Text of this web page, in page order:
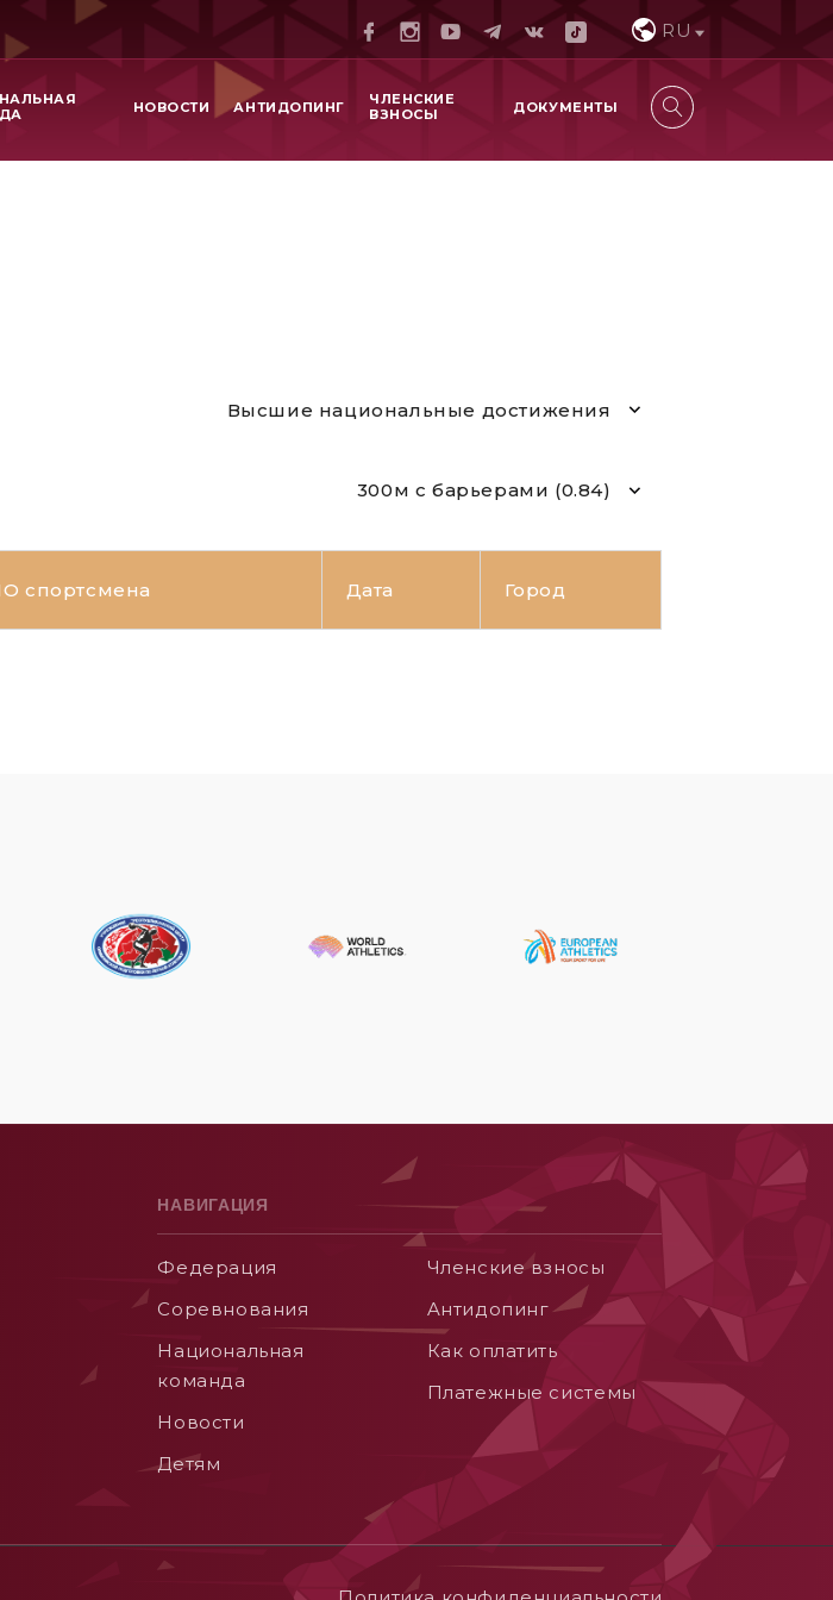
RU
НОВОСТИ АНТИДОПИНГ
ЧЛЕНСКИЕ
ВЗНОСЫ
ДОКУМЕНТЫ
Высшие национальные достижения
300м с барьерами (0.84)
спортсмена Дата Город
НАВИГАЦИЯ
Федерация
Соревнования
Национальная
команда
Новости
Детям
Членские взносы
Aнтидопинг
Как оплатить
Платежные системы